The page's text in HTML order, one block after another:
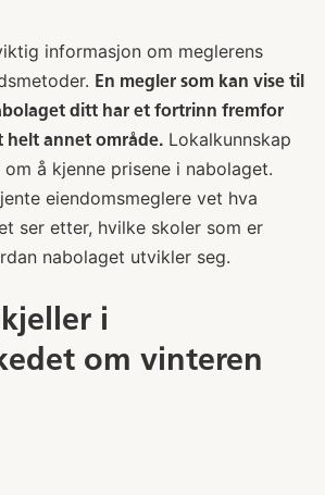
informasjon om meglerens
En megler som kan vise til
ditt har et fortrinn fremfor
helt annet område.Lokalkunnskap
å kjenne prisene i nabolaget.
eiendomsmeglere vet hva
ser etter, hvilke skoler som er
nabolaget utvikler seg.
i
om vinteren